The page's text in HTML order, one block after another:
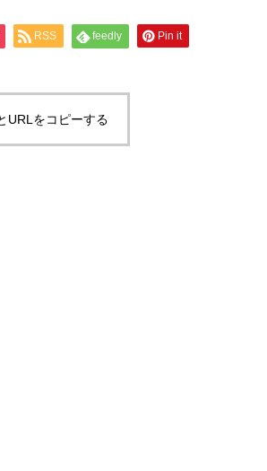
RSS feedly Pin it
URLをコピーする